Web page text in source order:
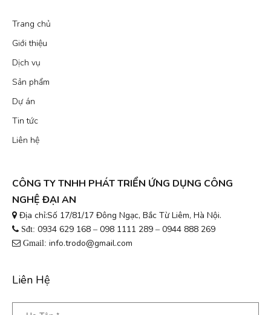
Trang chủ
Giới thiệu
Dịch vụ
Sản phẩm
Dự án
Tin tức
Liên hệ
CÔNG TY TNHH PHÁT TRIỂN ỨNG DỤNG CÔNG
NGHỆ ĐẠI AN
Địa chỉ:Số 17/81/17 Đông Ngạc, Bắc Từ Liêm, Hà Nội.
Sđt: 0934 629 168 – 098 1111 289 – 0944 888 269
Gmail: info.trodo@gmail.com
Liên Hệ